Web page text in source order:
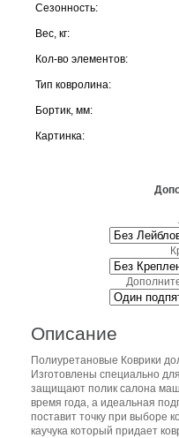
Сезонность:
Вес, кг:
Кол-во элементов:
Тип ковролина:
Бортик, мм:
Картинка:
Описание
Полиуретановые Коврики
Изготовлены специально
защищают полик салона
время года, а идеальная
поставит точку при выборе
каучука который придает